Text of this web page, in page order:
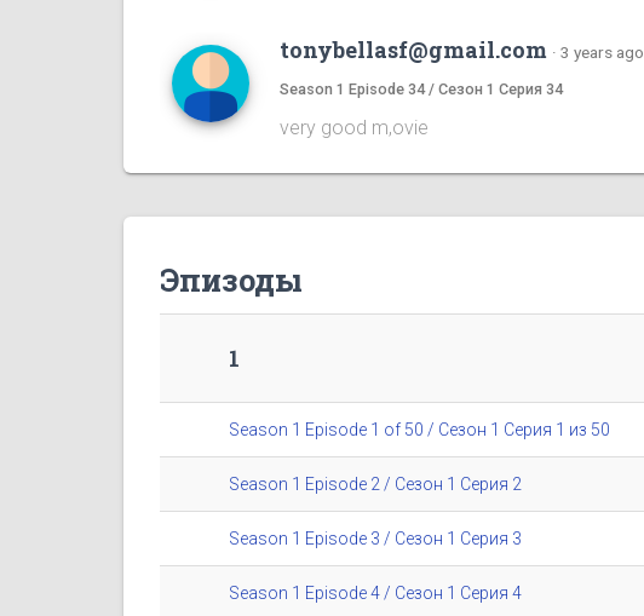
tonybellasf@gmail.com · 3 years ago
Season 1 Episode 34 / Сезон 1 Серия 34
very good m,ovie
Эпизоды
1
Season 1 Episode 1 of 50 / Сезон 1 Серия 1 из 50
Season 1 Episode 2 / Сезон 1 Серия 2
Season 1 Episode 3 / Сезон 1 Серия 3
Season 1 Episode 4 / Сезон 1 Серия 4